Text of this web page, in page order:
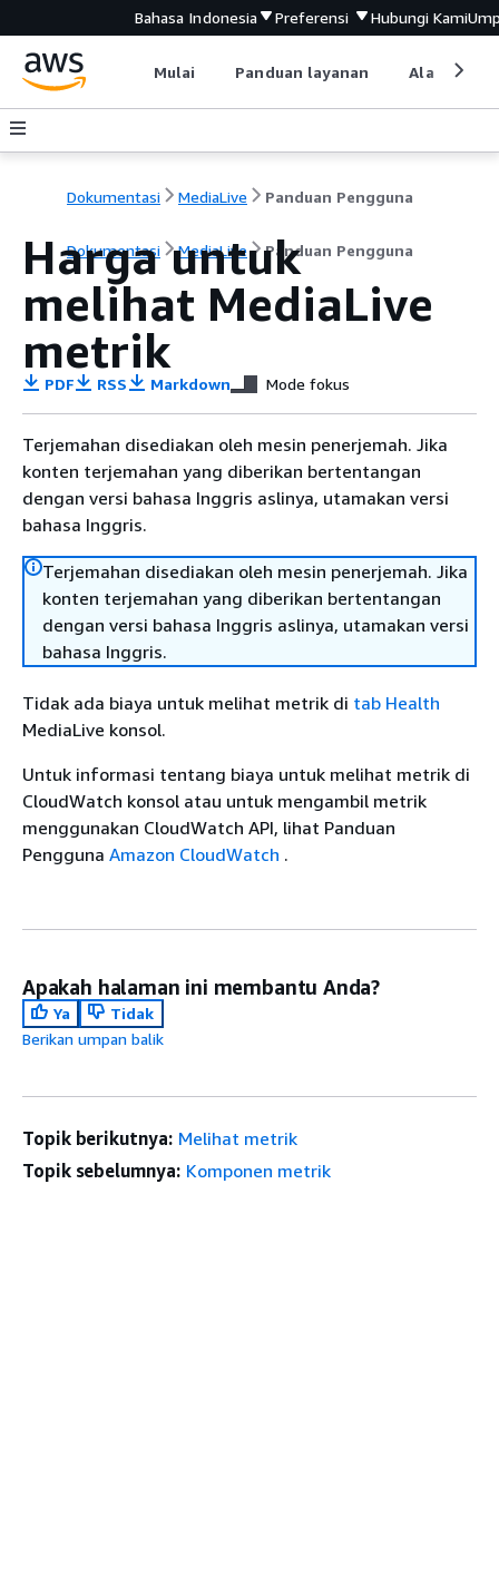
Bahasa Indonesia Preferensi Hubungi Kami
Mulai Panduan layanan Alat
Dokumentasi MediaLive Panduan Pengguna
Dokumentasi MediaLive Panduan Pengguna
Harga untuk
melihat MediaLive
metrik
PDF RSS Markdown Mode fokus
Terjemahan disediakan oleh mesin penerjemah. Jika
konten terjemahan yang diberikan bertentangan
dengan versi bahasa Inggris aslinya, utamakan versi
bahasa Inggris.
Terjemahan disediakan oleh mesin penerjemah. Jika
konten terjemahan yang diberikan bertentangan
dengan versi bahasa Inggris aslinya, utamakan versi
bahasa Inggris.
Tidak ada biaya untuk melihat metrik di tab Health
MediaLive konsol.
Untuk informasi tentang biaya untuk melihat metrik di
CloudWatch konsol atau untuk mengambil metrik
menggunakan CloudWatch API, lihat Panduan
Pengguna Amazon CloudWatch .
Apakah halaman ini membantu Anda?
Ya
Tidak
Berikan umpan balik
Topik berikutnya: Melihat metrik
Topik sebelumnya: Komponen metrik